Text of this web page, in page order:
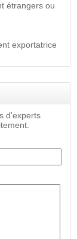
étrangers ou
exportatrice
d'experts